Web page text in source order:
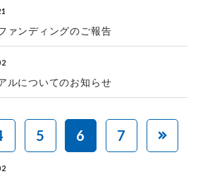
ァンディングのご報告
ルについてのお知らせ
5 6 7